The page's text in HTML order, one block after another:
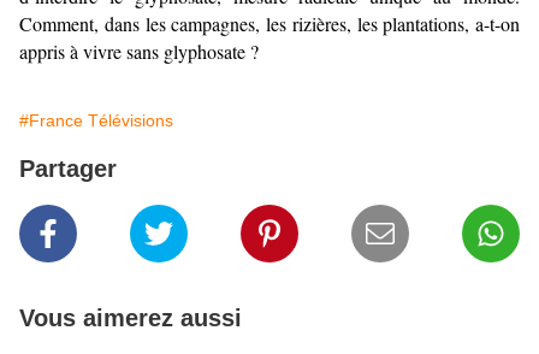
Comment, dans les campagnes, les rizières, les plantations, a-t-on
appris à vivre sans glyphosate ?
#France Télévisions
Partager
Vous aimerez aussi